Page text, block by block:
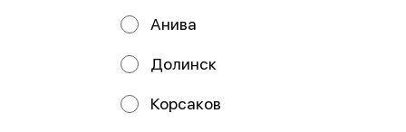
ООО Мегаберезка. ком
Анива
Долинск
Корсаков